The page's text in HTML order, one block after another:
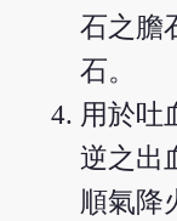
石之膽
石。
用於吐
逆之出
順氣降